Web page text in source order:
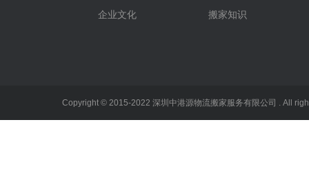
企业文化
搬家知识
Copyright © 2015-2022 深圳中港源物流搬家服务有限公司 . All